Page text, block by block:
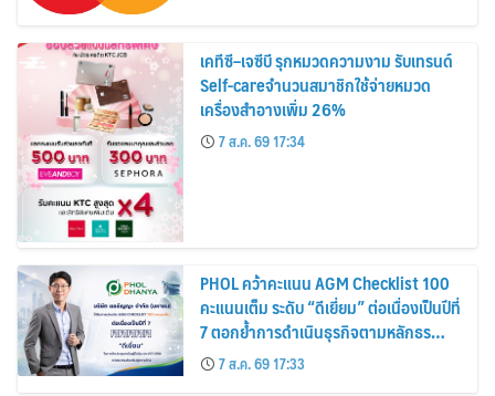
เคทีซี–เจซีบี รุกหมวดความงาม รับเทรนด์
Self-careจำนวนสมาชิกใช้จ่ายหมวด
เครื่องสำอางเพิ่ม 26%
7 ส.ค. 69 17:34
PHOL คว้าคะแนน AGM Checklist 100
คะแนนเต็ม ระดับ “ดีเยี่ยม” ต่อเนื่องเป็นปีที่
7 ตอกย้ำการดำเนินธุรกิจตามหลักธร
รมาภิบาล โปร่งใส สร้างความเชื่อมั่นผู้ถือ
หุ้น
7 ส.ค. 69 17:33